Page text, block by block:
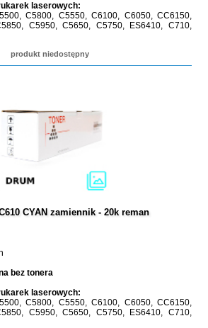
laserowych:
C5800, C5550, C6100, C6050, CC6150,
C5950, C5650, C5750, ES6410, C710,
produkt niedostępny
CYAN zamiennik - 20k reman
bez tonera
laserowych:
C5800, C5550, C6100, C6050, CC6150,
C5950, C5650, C5750, ES6410, C710,